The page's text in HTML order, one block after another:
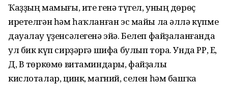
Ҡаҙҙың мамығы, ите генә түгел, уның дѳрѳҫ
иретелгән һәм һаҡланған эс майы ла әллә күпме
дауалау үҙенсәлегенә эйә. Белеп файҙаланғанда
ул бик күп сирҙәргә шифа булып тора. Унда РР, Е,
Д, В тѳркѳмѳ витаминдары, файҙалы
кислоталар, цинк, магний, селен һәм башҡа